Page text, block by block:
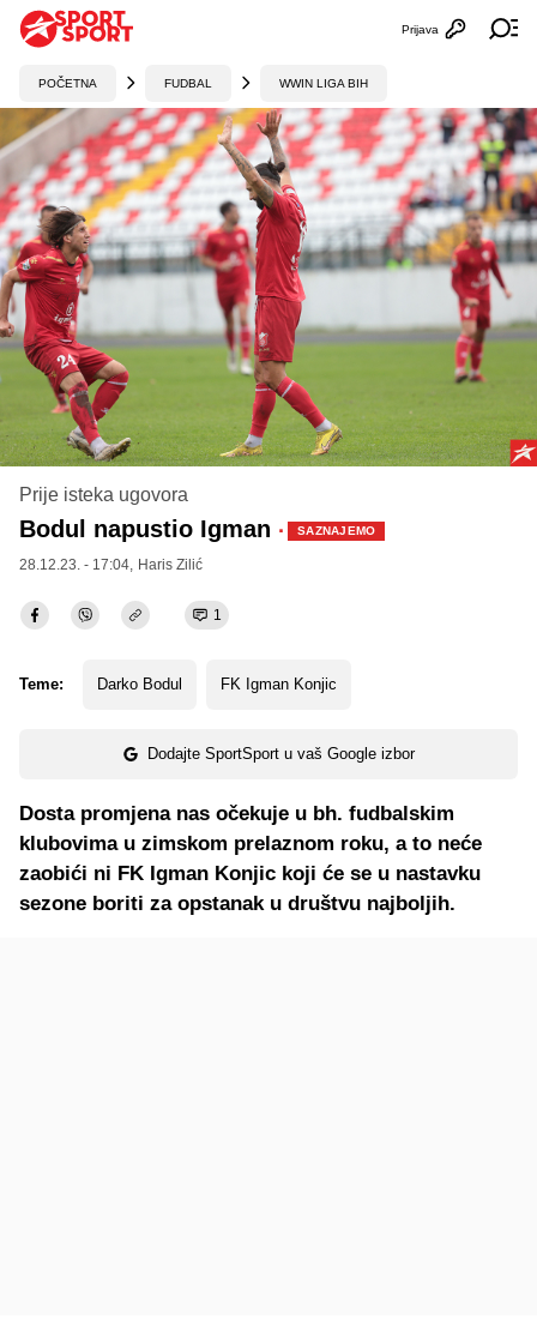
Otvori
Prijava
POČETNA FUDBAL WWIN LIGA BIH
Prije isteka ugovora
Bodul napustio Igman · SAZNAJEMO
28.12.23. - 17:04, Haris Zilić
1
Teme: Darko Bodul FK Igman Konjic
Dodajte SportSport u vaš Google izbor
Dosta promjena nas očekuje u bh. fudbalskim
klubovima u zimskom prelaznom roku, a to neće
zaobići ni FK Igman Konjic koji će se u nastavku
sezone boriti za opstanak u društvu najboljih.